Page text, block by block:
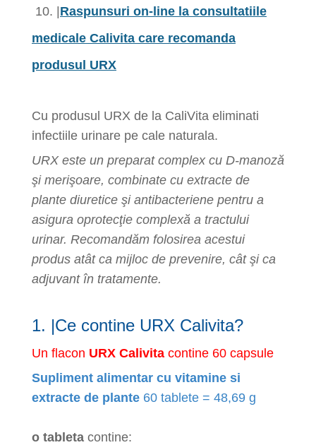
10. | Raspunsuri on-line la consultatiile
medicale Calivita care recomanda
produsul URX
Cu produsul URX de la CaliVita eliminati
infectiile urinare pe cale naturala.
URX este un preparat complex cu D-manoză
şi merişoare, combinate cu extracte de
plante diuretice şi antibacteriene pentru a
asigura oprotecţie complexă a tractului
urinar. Recomandăm folosirea acestui
produs atât ca mijloc de prevenire, cât şi ca
adjuvant în tratamente.
1. |Ce contine URX Calivita?
Un flacon URX Calivita contine 60 capsule
Supliment alimentar cu vitamine si
extracte de plante 60 tablete = 48,69 g
o tableta contine: